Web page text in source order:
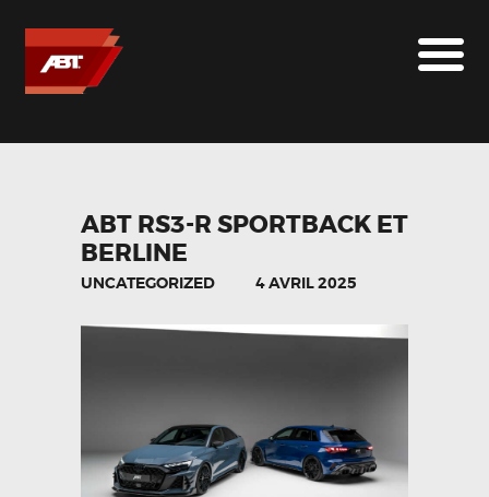
ABT SPORTSLINE FRANCE
MARQUES
ABT
CONTACT
ABT RS3-R SPORTBACK ET
BERLINE
UNCATEGORIZED 4 AVRIL 2025